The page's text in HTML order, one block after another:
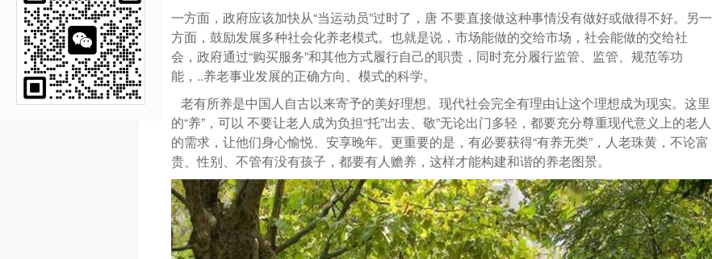
一方面，政府应该加快从“当运动员”过时了，唐 不要直接做这种事情没有做好或做得不好。另一
方面，鼓励发展多种社会化养老模式。也就是说，市场能做的交给市场，社会能做的交给社
会，政府通过“购买服务”和其他方式履行自己的职责，同时充分履行监管、监管、规范等功
能，..养老事业发展的正确方向、模式的科学。
老有所养是中国人自古以来寄予的美好理想。现代社会完全有理由让这个理想成为现实。这里
的“养”，可以 不要让老人成为负担“托”出去、敬”无论出门多轻，都要充分尊重现代意义上的老人
的需求，让他们身心愉悦、安享晚年。更重要的是，有必要获得“有养无类”，人老珠黄，不论富
贵、性别、不管有没有孩子，都要有人赡养，这样才能构建和谐的养老图景。